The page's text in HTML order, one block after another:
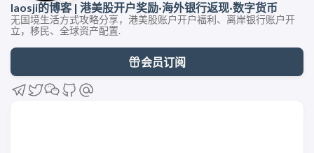
laosji的博客 | 港美股开户奖励·海外银行返现·数字货币
无国境生活方式攻略分享，港美股账户开户福利、离岸银行账户开
立，移民、全球资产配置.
会员订阅